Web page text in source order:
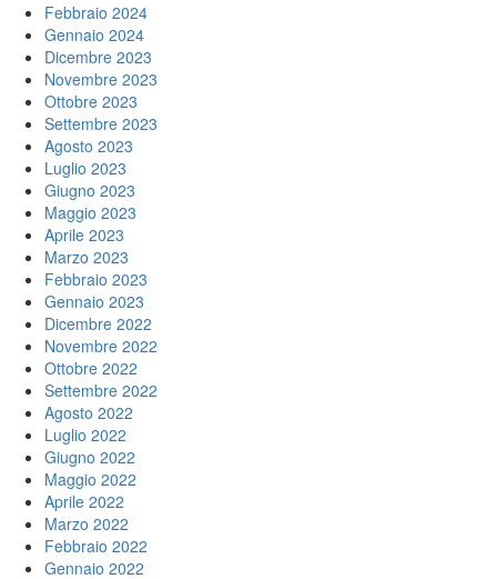
Febbraio 2024
Gennaio 2024
Dicembre 2023
Novembre 2023
Ottobre 2023
Settembre 2023
Agosto 2023
Luglio 2023
Giugno 2023
Maggio 2023
Aprile 2023
Marzo 2023
Febbraio 2023
Gennaio 2023
Dicembre 2022
Novembre 2022
Ottobre 2022
Settembre 2022
Agosto 2022
Luglio 2022
Giugno 2022
Maggio 2022
Aprile 2022
Marzo 2022
Febbraio 2022
Gennaio 2022